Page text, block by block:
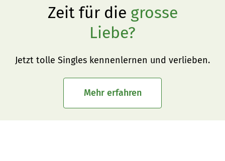
Zeit für die grosse
Liebe?
Jetzt tolle Singles kennenlernen und verlieben.
Mehr erfahren